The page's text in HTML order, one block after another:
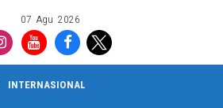
07 Agu 2026
INTERNASIONAL